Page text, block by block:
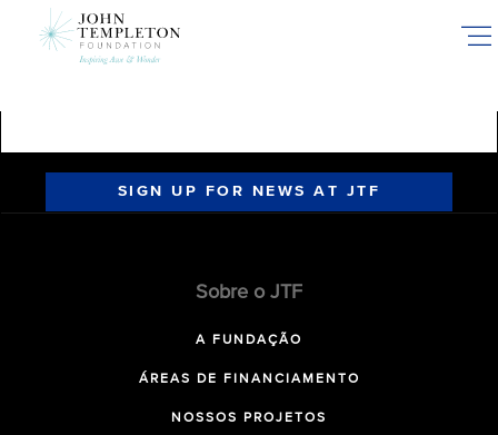
SIGN UP FOR NEWS AT JTF
Sobre o JTF
A FUNDAÇÃO
ÁREAS DE FINANCIAMENTO
NOSSOS PROJETOS